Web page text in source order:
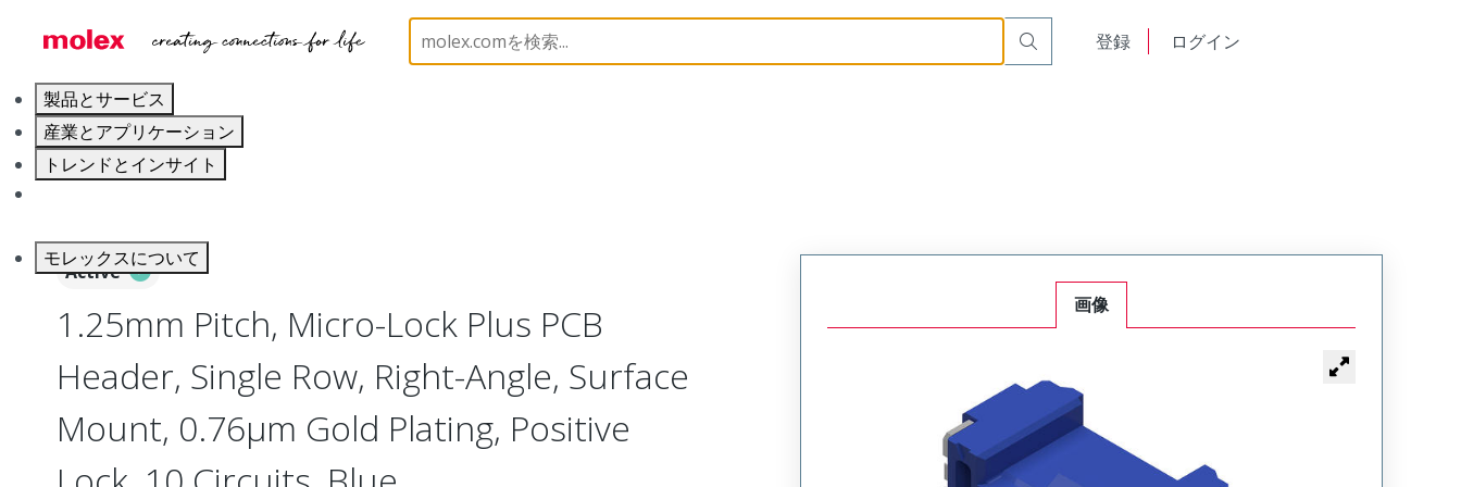
登録 ログイン
製品とサービス
産業とアプリケーション
トレンドとインサイト
モレックスについて
PCB / Wire Connectors PCB Headers and Receptacles 505567 5055671054
Active
1.25mm Pitch, Micro-Lock Plus PCB
Header, Single Row, Right-Angle, Surface
Mount, 0.76µm Gold Plating, Positive
画像